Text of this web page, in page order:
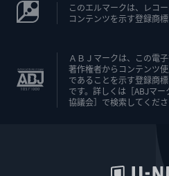
このエルマークは、レコ
コンテンツを示す登録商
ＡＢＪマークは、この電
著作権者からコンテンツ
であることを示す登録商
です。詳しくは［ABJマ
協議会］で検索してくださ